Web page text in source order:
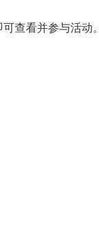
查看并参与活动。